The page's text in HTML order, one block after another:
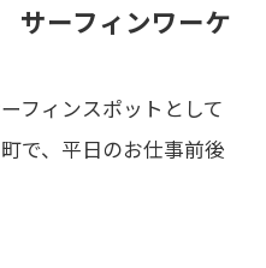
ーフィンワーケ
フィンスポットとして
で、平日のお仕事前後